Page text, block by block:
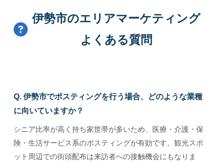
伊勢市のエリアマーケティング
よくある質問
Q. 伊勢市でポスティングを行う場合、どのような業種
に向いていますか？
シニア比率が高く持ち家世帯が多いため、医療・介護・保
険・生活サービス系のポスティングが有効です。観光スポ
ット周辺での街頭配布は来訪者への接触機会にもなりま